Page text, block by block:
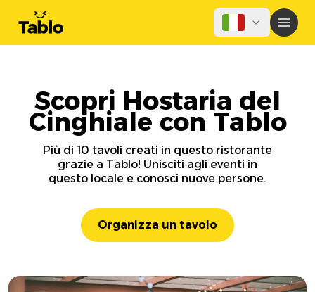
Scopri Hostaria del
Cinghiale con Tablo
Più di 10 tavoli creati in questo ristorante
grazie a Tablo! Unisciti agli eventi in
questo locale e conosci nuove persone.
Organizza un tavolo